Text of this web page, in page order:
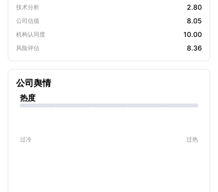
技术分析 2.80
公司估值 8.05
机构认同度 10.00
风险评估 8.36
公司舆情
热度
过冷 过热